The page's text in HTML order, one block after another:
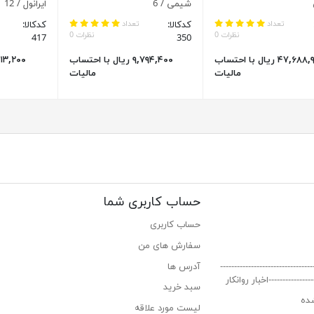
تعداد
نظرات 0
۴۷,۶۸۸,۹۶۰ ریال با احتساب
مالیات
شیمی / 6
کدکالا:
350
تعداد
نظرات 0
۹,۷۹۴,۴۰۰ ریال با احتساب
مالیات
ایرانول / 12
کدکالا:
417
اخبار روانکار
حساب کاربری شما
حساب کاربری
سفارش های من‎
آدرس ها
سبد خرید
لیست مورد علاقه